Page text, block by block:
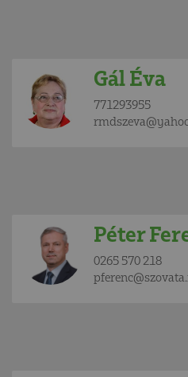
Gál Éva
771293955
Péter
0265 570 218